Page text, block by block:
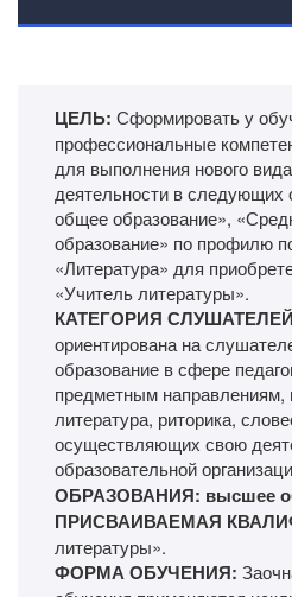
ЦЕЛЬ: Сформировать у
профессиональные
для выполнения нового
деятельности в следующих
общее образование»,
образование» по профилю
«Литература» для
«Учитель литературы».
КАТЕГОРИЯ
ориентирована на
образование в сфере
предметным направлениям,
литература, риторика,
осуществляющих свою
образовательной
ОБРАЗОВАНИЯ: высшее
ПРИСВАИВАЕМАЯ
литературы».
ФОРМА ОБУЧЕНИЯ: